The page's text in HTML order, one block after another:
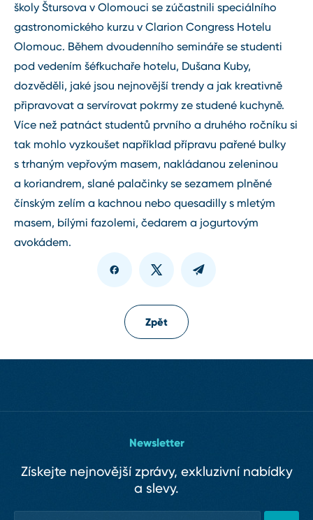
školy Štursova v Olomouci se zúčastnili speciálního
gastronomického kurzu v Clarion Congress Hotelu
Olomouc. Během dvoudenního semináře se studenti
pod vedením šéfkuchaře hotelu, Dušana Kuby,
dozvěděli, jaké jsou nejnovější trendy a jak kreativně
připravovat a servírovat pokrmy ze studené kuchyně.
Více než patnáct studentů prvního a druhého ročníku si
tak mohlo vyzkoušet například přípravu pařené bulky
s trhaným vepřovým masem, nakládanou zeleninou
a koriandrem, slané palačinky se sezamem plněné
čínským zelím a kachnou nebo quesadilly s mletým
masem, bílými fazolemi, čedarem a jogurtovým
avokádem.
Zpět
Newsletter
Získejte nejnovější zprávy, exkluzivní nabídky
a slevy.